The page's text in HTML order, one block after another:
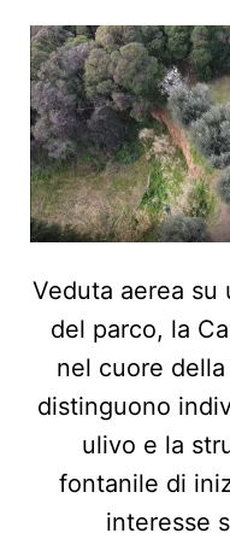
Veduta aerea su
del parco, la
nel cuore
distinguono
ulivo e la
fontanile di
interesse